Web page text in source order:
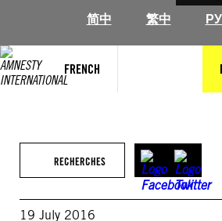
简中
繁中
FRENCH
RECHERCHES
19 July 2016